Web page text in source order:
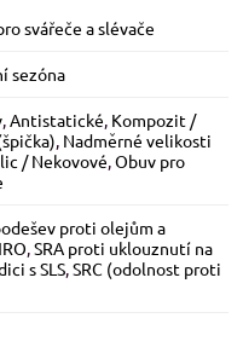
svářeče a slévače
sezóna
,Antistatické, Kompozit /
, Nadměrné velikosti
/ Nekovové,Obuv pro
proti olejům a
,SRA proti uklouznutí na
s SLS,SRC (odolnost proti